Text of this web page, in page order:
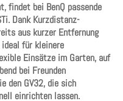
findet bei BenQ passende
Dank Kurzdistanz-
aus kurzer Entfernung
für kleinere
Einsätze im Garten, auf
bei Freunden
den GV32, die sich
einrichten lassen.